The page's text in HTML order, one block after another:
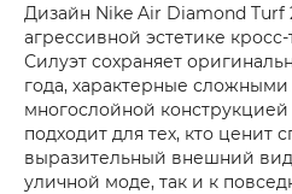
Дизайн Nike Air Diamond
агрессивной эстетике
Силуэт сохраняет
года, характерные
многослойной
подходит для тех, кто ценит
выразительный внешний
уличной моде, так и к